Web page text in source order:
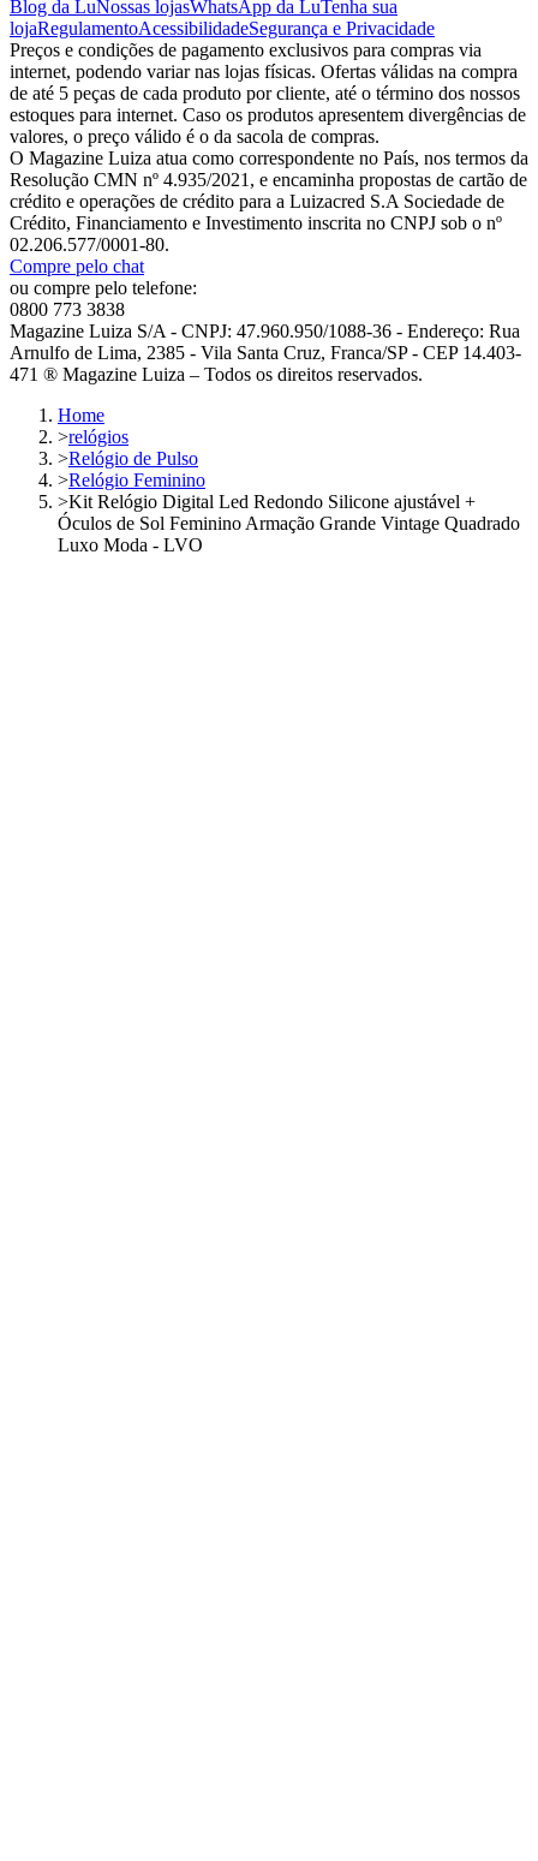
Blog da LuNossas lojasWhatsApp da LuTenha sua
lojaRegulamentoAcessibilidadeSegurança e Privacidade
Preços e condições de pagamento exclusivos para compras via
internet, podendo variar nas lojas físicas. Ofertas válidas na compra
de até 5 peças de cada produto por cliente, até o término dos nossos
estoques para internet. Caso os produtos apresentem divergências de
valores, o preço válido é o da sacola de compras.
O Magazine Luiza atua como correspondente no País, nos termos da
Resolução CMN nº 4.935/2021, e encaminha propostas de cartão de
crédito e operações de crédito para a Luizacred S.A Sociedade de
Crédito, Financiamento e Investimento inscrita no CNPJ sob o nº
02.206.577/0001-80.
Compre pelo chat
ou compre pelo telefone:
0800 773 3838
Magazine Luiza S/A - CNPJ: 47.960.950/1088-36 - Endereço: Rua
Arnulfo de Lima, 2385 - Vila Santa Cruz, Franca/SP - CEP 14.403-
471 ® Magazine Luiza – Todos os direitos reservados.
Home
>relógios
>Relógio de Pulso
>Relógio Feminino
>Kit Relógio Digital Led Redondo Silicone ajustável +
Óculos de Sol Feminino Armação Grande Vintage Quadrado
Luxo Moda - LVO